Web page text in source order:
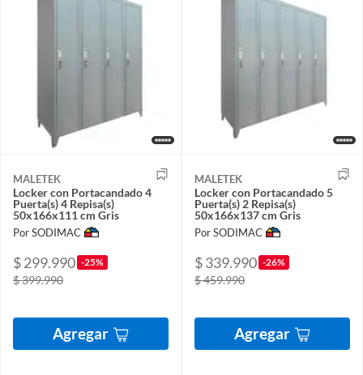
MALETEK
Locker con Portacandado 4
Puerta(s) 4 Repisa(s)
50x166x111 cm Gris
Por SODIMAC
$ 299.990 -25%
$ 399.990
Agregar
MALETEK
Locker con Portacandado 5
Puerta(s) 2 Repisa(s)
50x166x137 cm Gris
Por SODIMAC
$ 339.990 -26%
$ 459.990
Agregar